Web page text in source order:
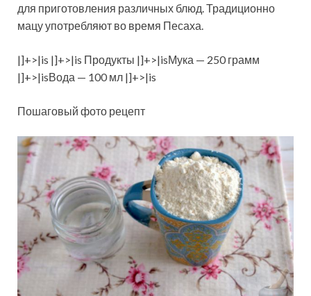
для приготовления различных блюд. Традиционно
мацу употребляют во время Песаха.
|]+>|is |]+>|is Продукты |]+>|isМука — 250 грамм
|]+>|isВода — 100 мл |]+>|is
Пошаговый фото рецепт